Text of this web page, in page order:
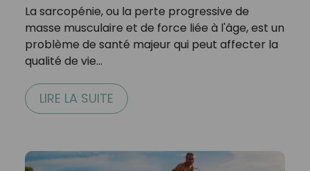
La sarcopénie, ou la perte progressive de
masse musculaire et de force liée à l'âge, est un
problème de santé majeur qui peut affecter la
qualité de vie…
LIRE LA SUITE